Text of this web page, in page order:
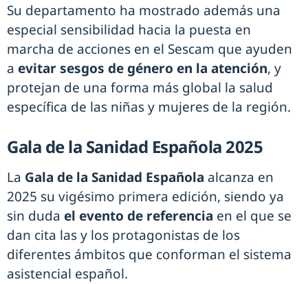
Su departamento ha mostrado además una
especial sensibilidad hacia la puesta en
marcha de acciones en el Sescam que ayuden
a evitar sesgos de género en la atención, y
protejan de una forma más global la salud
específica de las niñas y mujeres de la región.
Gala de la Sanidad Española 2025
La Gala de la Sanidad Española alcanza en
2025 su vigésimo primera edición, siendo ya
sin duda el evento de referencia en el que se
dan cita las y los protagonistas de los
diferentes ámbitos que conforman el sistema
asistencial español.